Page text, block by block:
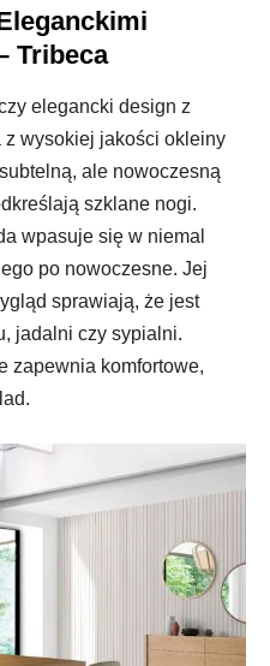
Tribeca
elegancki design z
wysokiej jakości okleiny
ale nowoczesną
szklane nogi.
wpasuje się w niemal
po nowoczesne. Jej
sprawiają, że jest
jadalni czy sypialni.
zapewnia komfortowe,